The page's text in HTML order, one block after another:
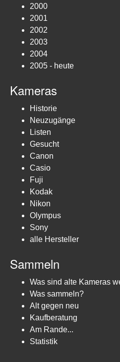
2000
2001
2002
2003
2004
2005 - heute
Kameras
Historie
Neuzugänge
Listen
Gesucht
Canon
Casio
Fuji
Kodak
Nikon
Olympus
Sony
alle Hersteller
Sammeln
Was sind alte Kameras
Was sammeln?
Alt gegen neu
Kaufberatung
Am Rande...
Statistik